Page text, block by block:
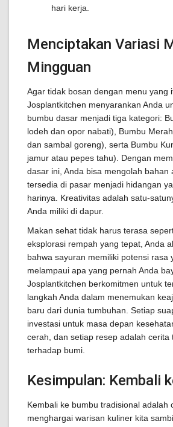
hari kerja.
Menciptakan Variasi
Mingguan
Agar tidak bosan dengan menu yang
Josplantkitchen menyarankan Anda
bumbu dasar menjadi tiga kategori:
lodeh dan opor nabati), Bumbu
dan sambal goreng), serta Bumbu
jamur atau pepes tahu). Dengan
dasar ini, Anda bisa mengolah bahan
tersedia di pasar menjadi hidangan
harinya. Kreativitas adalah satu-
Anda miliki di dapur.
Makan sehat tidak harus terasa
eksplorasi rempah yang tepat, Anda
bahwa sayuran memiliki potensi rasa
melampaui apa yang pernah Anda
Josplantkitchen berkomitmen untuk
langkah Anda dalam menemukan
baru dari dunia tumbuhan. Setiap
investasi untuk masa depan
cerah, dan setiap resep adalah cerita
terhadap bumi.
Kesimpulan: Kembali
Kembali ke bumbu tradisional adalah
menghargai warisan kuliner kita